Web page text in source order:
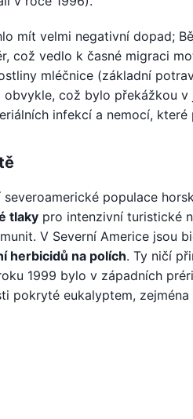
mít velmi negativní dopad;
což vedlo k časné migraci
mléčnice (základní
obvykle, což bylo překážkou
infekcí a nemocí,
severoamerické populace
tlaky pro intenzivní turistické
V Severní Americe jsou
herbicidů na polích. Ty ničí
1999 bylo v západních
pokryté eukalyptem, zejména